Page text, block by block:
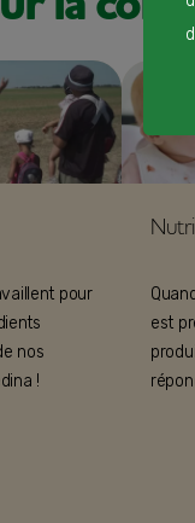
pour
nos
!
est